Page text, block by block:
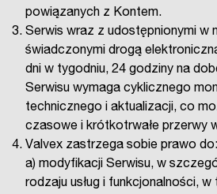
powiązanych z Kontem.
Serwis wraz z udostępnionymi w
świadczonymi drogą
dni w tygodniu, 24 godziny na
Serwisu wymaga cyklicznego
technicznego i aktualizacji, co
czasowe i krótkotrwałe przerwy
Valvex zastrzega sobie prawo do:
a) modyfikacji Serwisu, w
rodzaju usług i funkcjonalności,